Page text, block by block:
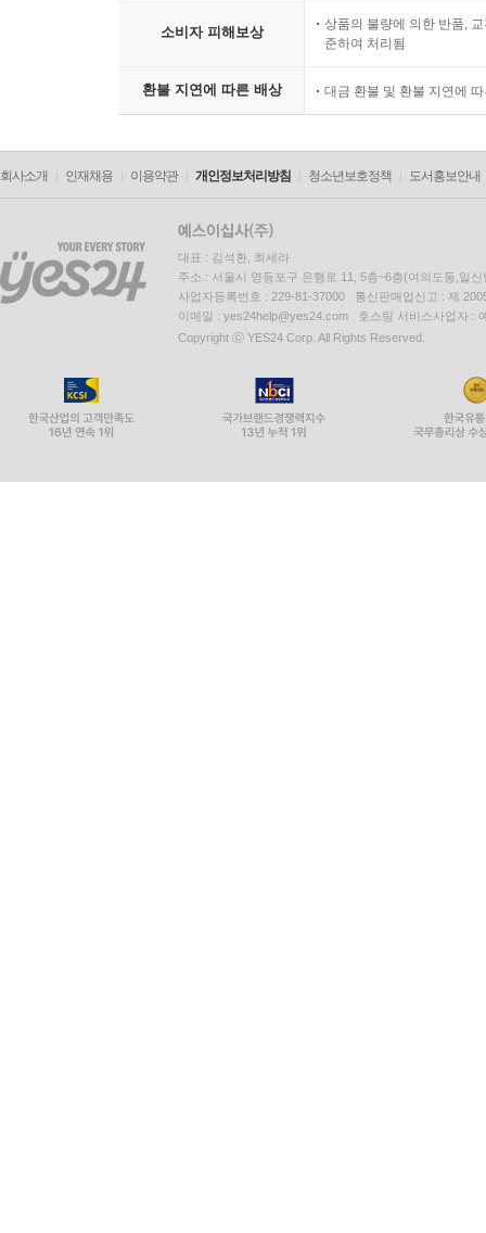
소비자 피해보상
상품의 불량에 의한 반품,
준하여 처리됨
환불 지연에 따른 배상 대금 환불 및 환불 지연에
회사소개 인재채용 이용약관 개인정보처리방침 청소년보호정책 도서홍보안내
대표 : 김석환, 최세라
주소 : 서울시 영등포구 은행로 11, 5층~6층(여의도동,일신
사업자등록번호 : 229-81-37000 통신판매업신고 : 제
이메일 : yes24help@yes24.com 호스팅 서비스사업자 :
Copyright ⓒ YES24 Corp. All Rights Reserved.